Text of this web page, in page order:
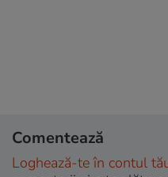
Comentează
Loghează-te în contul